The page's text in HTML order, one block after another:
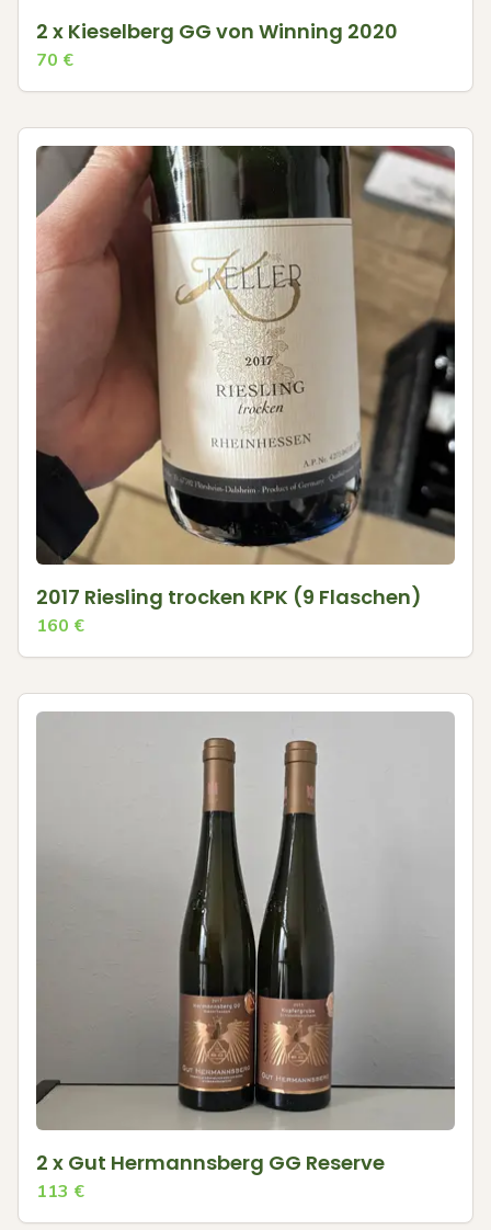
2 x Kieselberg GG von Winning 2020
70 €
2017 Riesling trocken KPK (9 Flaschen)
160 €
2 x Gut Hermannsberg GG Reserve
113 €